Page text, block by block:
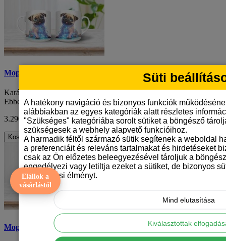
Mopsz mintás karácsonyi bögre
Karácsonykor az apró gesztusok is nagy örömet szerezhetnek.
Ebben az időszakban mindenki a tökéletes..
3.290 FtÁFA nélkül: 2.591 Ft
Kosárba
Mopsz mintás karácsonyi bögre
Elállok a
vásárlástól
Süti
A hatékony navigáció és bizonyos funkciók
alábbiakban az egyes kategóriák alatt részletes
"Szükséges" kategóriába sorolt sütiket a böngésző
szükségesek a webhely alapvető funkcióihoz.
A harmadik féltől származó sütik segítenek a weboldal
a preferenciáit és releváns tartalmakat és hirdetéseket
csak az Ön előzetes beleegyezésével tároljuk a
engedélyezi vagy letiltja ezeket a sütiket, de bizonyos
böngészési élményt.
Mind elutasítása
Kiválasztottak